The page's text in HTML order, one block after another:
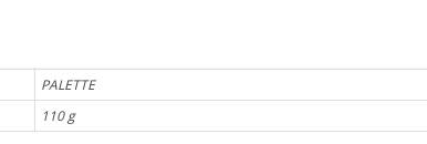
PALETTE
110 g